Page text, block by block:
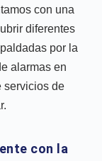
con una
diferentes
por la
alarmas en
servicios de
con la